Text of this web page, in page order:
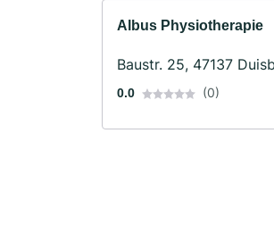
Albus Physiotherapie
Baustr. 25, 47137
0.0 (0)